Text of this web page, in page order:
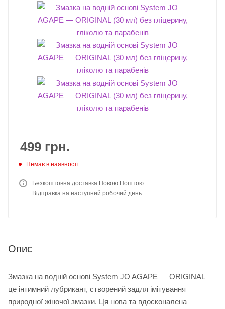
499 грн.
Немає в наявності
Безкоштовна доставка Новою Поштою.
Відправка на наступний робочий день.
Опис
Змазка на водній основі System JO AGAPE — ORIGINAL —
це інтимний лубрикант, створений задля імітування
природної жіночої змазки. Ця нова та вдосконалена